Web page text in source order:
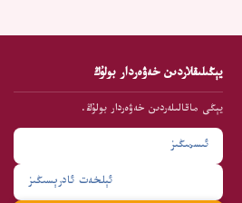
يېڭىلىقلاردىن خەۋەردار بولۇڭ
يېڭى ماقالىلەردىن خەۋەردار بولۇڭ.